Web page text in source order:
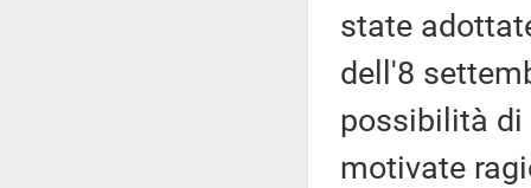
state
dell'8
possibilità di
motivate